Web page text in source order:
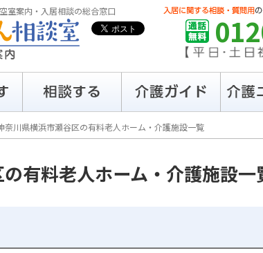
室案内・入居相談の総合窓口
奈川県横浜市瀬谷区の有料老人ホーム・介護施設一覧
有料老人ホーム・介護施設一